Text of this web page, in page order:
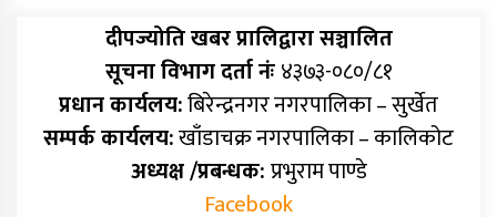
दीपज्योति खबर प्रालिद्वारा सञ्चालित
सूचना विभाग दर्ता नंः४३७३-०८०/८१
प्रधान कार्यलय:बिरेन्द्रनगर नगरपालिका – सुर्खेत
सम्पर्क कार्यलय:खाँडाचक्र नगरपालिका – कालिकोट
अध्यक्ष /प्रबन्धक:प्रभुराम पाण्डे
Facebook